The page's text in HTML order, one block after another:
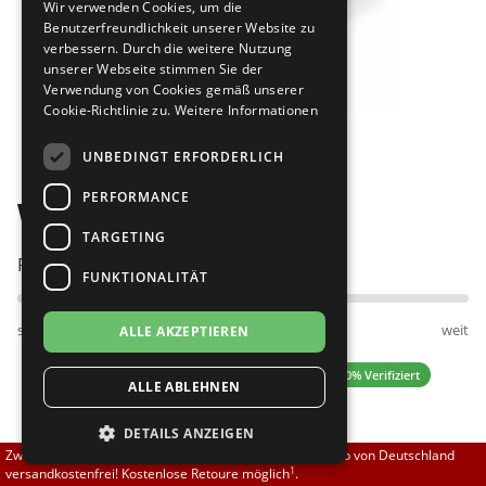
Brautschuhe
Sneaker
Übergrößen 43-44
Flexerinas
Merlet
Nueva Epoca
RayRose
Rummos
Rumpf
SoDanca
TopTanz
Bilder
Werner Kern Franca
Passt am besten bei Fußweite:
schmal normal weit
4.00 (6 Bewertungen) ✓ 100% Verifiziert
139,00 EUR
Zwischen 70,00 EUR und 800,00 EUR liefern wir innerhalb von Deutschland
versandkostenfrei! Kostenlose Retoure möglich1.
Wir verwenden Cookies, um die
Benutzerfreundlichkeit unserer Website zu
verbessern. Durch die weitere Nutzung
unserer Webseite stimmen Sie der
Verwendung von Cookies gemäß unserer
Cookie-Richtlinie zu. Weitere Informationen
UNBEDINGT ERFORDERLICH
PERFORMANCE
TARGETING
FUNKTIONALITÄT
ALLE AKZEPTIEREN
ALLE ABLEHNEN
DETAILS ANZEIGEN